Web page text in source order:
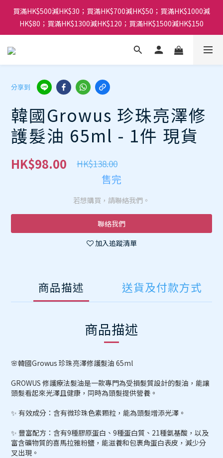
買滿HK$500減HK$30；買滿HK$700減HK$50；買滿HK$1000減
HK$80；買滿HK$1300減HK$120；買滿HK$1500減HK$150
分享到
韓國Growus 珍珠亮澤修
護髮油 65ml - 1件 現貨
HK$98.00 HK$138.00
售完
若想購買，請聯絡我們。
聯絡我們
加入追蹤清單
商品描述 送貨及付款方式
商品描述
🌸韓國Growus 珍珠亮澤修護髮油 65ml
GROWUS 修護療法髮油是一款專門為受損髮質設計的髮油，能讓
頭髮看起來光澤且健康，同時為頭髮提供營養。
✨ 有效成分：含有微珍珠色素顆粒，能為頭髮增添光澤。
✨ 豐富配方：含有9種膠原蛋白、9種蛋白質、21種氨基酸，以及
富含礦物質的喜馬拉雅粉鹽，能滋養和包裹角蛋白表皮，減少分
叉出現。